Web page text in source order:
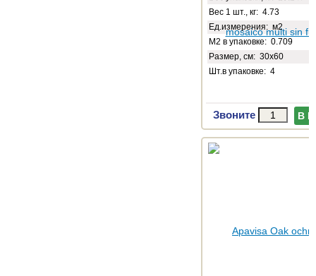
Вес 1 шт., кг: 4.73
Ед.измерения: м2
М2 в упаковке: 0.709
Размер, см: 30x60
Шт.в упаковке: 4
Звоните В